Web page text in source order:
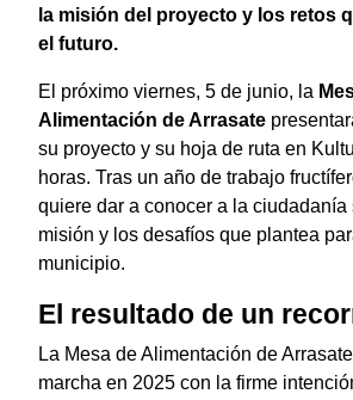
la misión del proyecto y los retos
el futuro.
El próximo viernes, 5 de junio, la
Alimentación de Arrasate
su proyecto y su hoja de ruta en
horas. Tras un año de trabajo
quiere dar a conocer a la ciudadanía
misión y los desafíos que plantea
municipio.
El resultado de un
La Mesa de Alimentación de
marcha en 2025 con la firme